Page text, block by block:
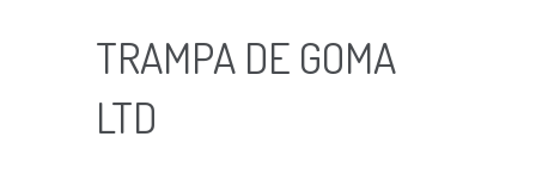
TRAMPA DE GOMA
LTD